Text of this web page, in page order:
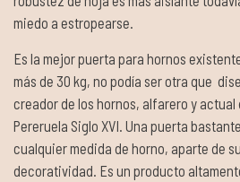
miedo a estropearse.
Es la mejor puerta para hornos
más de 30 kg, no podía ser otra que
creador de los hornos, alfarero y
Pereruela Siglo XVI. Una puerta
cualquier medida de horno, aparte de
decoratividad. Es un producto